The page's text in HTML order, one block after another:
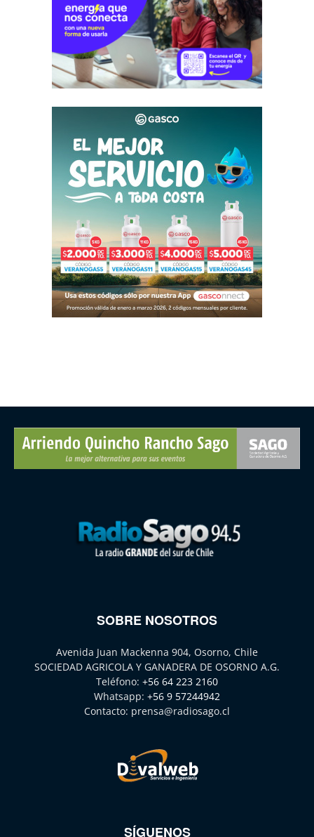
SOBRE NOSOTROS
Avenida Juan Mackenna 904, Osorno, Chile
SOCIEDAD AGRICOLA Y GANADERA DE OSORNO A.G.
Teléfono: +56 64 223 2160
Whatsapp: +56 9 57244942
Contacto: prensa@radiosago.cl
SÍGUENOS